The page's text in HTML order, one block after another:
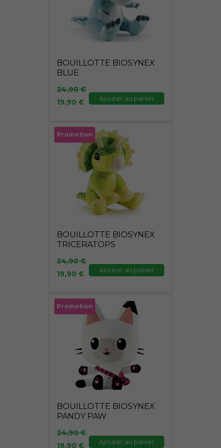
BOUILLOTTE BIOSYNEX
BLUE
24,90€
19,90 €
19,90 €.
Ajouter au panier
Promotion
BOUILLOTTE BIOSYNEX
TRICERATOPS
24,90€
Le
prix
initial
19,90 €
Le
prix
actuel
est :
19,90 €.
Ajouter au panier
Promotion
BOUILLOTTE BIOSYNEX
PANDY PAW
24,90€
Le
prix
24,90 €.
19,90 €
Le
prix
actuel
est :
19,90 €.
Ajouter au panier